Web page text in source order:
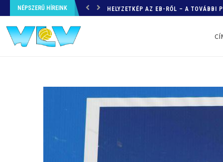
NÉPSZERŰ HÍREINK HELYZETKÉP AZ EB-RŐL – A TOVÁBBI